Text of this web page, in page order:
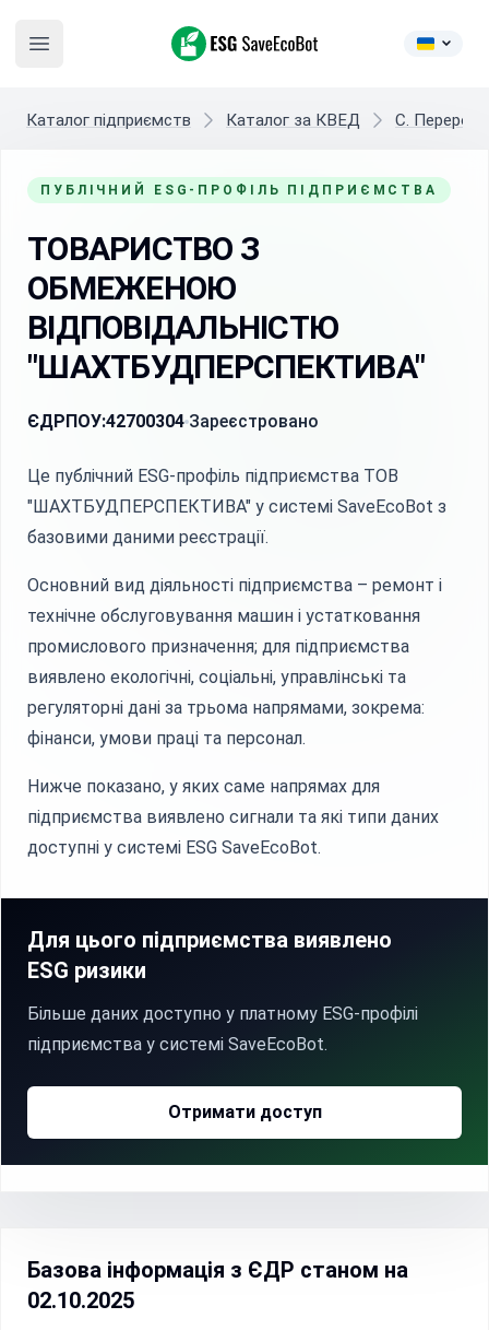
Open main menu
ESG SaveEcoBot
Каталог підприємств Каталог за КВЕД C.
ПУБЛІЧНИЙ ESG-ПРОФІЛЬ ПІДПРИЄМСТВА
ТОВАРИСТВО З
ОБМЕЖЕНОЮ
ВІДПОВІДАЛЬНІСТЮ
"ШАХТБУДПЕРСПЕКТИВА"
ЄДРПОУ:42700304 Зареєстровано
Це публічний ESG-профіль підприємства ТОВ
"ШАХТБУДПЕРСПЕКТИВА" у системі SaveEcoBot з
базовими даними реєстрації.
Основний вид діяльності підприємства – ремонт і
технічне обслуговування машин і устатковання
промислового призначення; для підприємства
виявлено екологічні, соціальні, управлінські та
регуляторні дані за трьома напрямами, зокрема:
фінанси, умови праці та персонал.
Нижче показано, у яких саме напрямах для
підприємства виявлено сигнали та які типи даних
доступні у системі ESG SaveEcoBot.
Для цього підприємства виявлено
ESG ризики
Більше даних доступно у платному ESG-профілі
підприємства у системі SaveEcoBot.
Отримати доступ
Базова інформація з ЄДР станом на
02.10.2025